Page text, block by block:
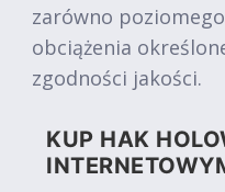
zarówno
obciążenia
zgodności jakości.
KUP HAK